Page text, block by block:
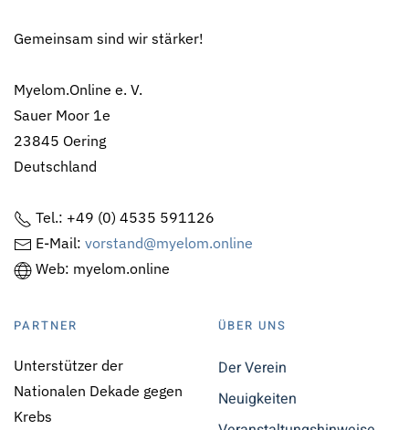
Gemeinsam sind wir stärker!
Myelom.Online e. V.
Sauer Moor 1e
23845 Oering
Deutschland
Tel.: +49 (0) 4535 591126
E-Mail: vorstand@myelom.online
Web: myelom.online
PARTNER
Unterstützer der
Nationalen Dekade gegen
Krebs
ÜBER UNS
Der Verein
Neuigkeiten